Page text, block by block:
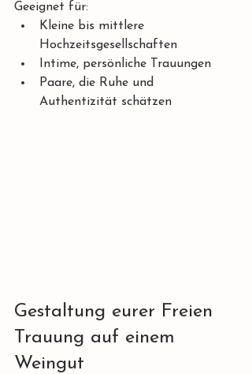
Geeignet für:
Kleine bis mittlere
Hochzeitsgesellschaften
Intime, persönliche Trauungen
Paare, die Ruhe und
Authentizität schätzen
Gestaltung eurer Freien
Trauung auf einem
Weingut